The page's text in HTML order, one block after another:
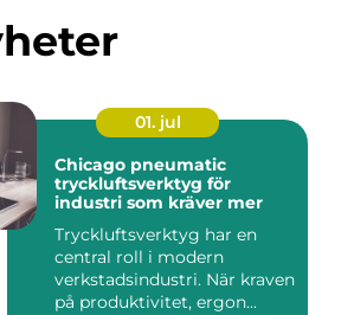
01. jul
Chicago pneumatic
tryckluftsverktyg för
industri som kräver mer
Tryckluftsverktyg har en
central roll i modern
verkstadsindustri. När kraven
på produktivitet, ergon...